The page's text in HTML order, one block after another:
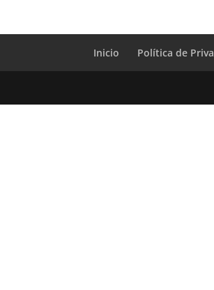
Inicio Política de